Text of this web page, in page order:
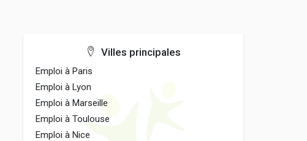
Villes principales
Emploi à Paris
Emploi à Lyon
Emploi à Marseille
Emploi à Toulouse
Emploi à Nice